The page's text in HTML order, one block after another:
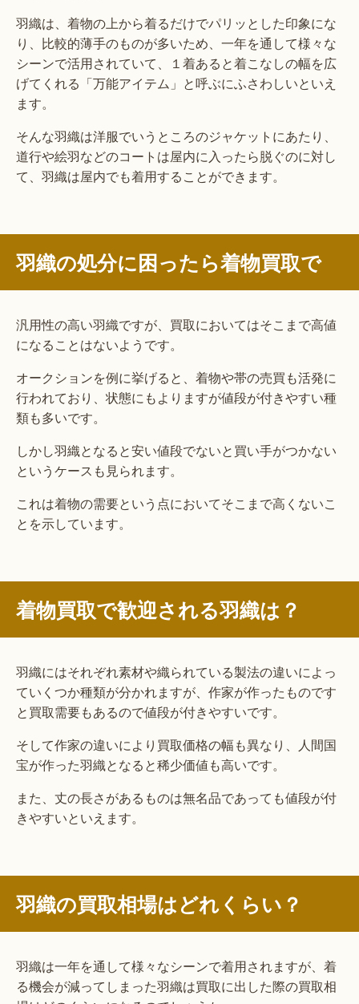
羽織は、着物の上から着るだけでパリッとした印象にな
り、比較的薄手のものが多いため、一年を通して様々な
シーンで活用されていて、１着あると着こなしの幅を広
げてくれる「万能アイテム」と呼ぶにふさわしいといえ
ます。
そんな羽織は洋服でいうところのジャケットにあたり、
道行や絵羽などのコートは屋内に入ったら脱ぐのに対し
て、羽織は屋内でも着用することができます。
羽織の処分に困ったら着物買取で
汎用性の高い羽織ですが、買取においてはそこまで高値
になることはないようです。
オークションを例に挙げると、着物や帯の売買も活発に
行われており、状態にもよりますが値段が付きやすい種
類も多いです。
しかし羽織となると安い値段でないと買い手がつかない
というケースも見られます。
これは着物の需要という点においてそこまで高くないこ
とを示しています。
着物買取で歓迎される羽織は？
羽織にはそれぞれ素材や織られている製法の違いによっ
ていくつか種類が分かれますが、作家が作ったものです
と買取需要もあるので値段が付きやすいです。
そして作家の違いにより買取価格の幅も異なり、人間国
宝が作った羽織となると稀少価値も高いです。
また、丈の長さがあるものは無名品であっても値段が付
きやすいといえます。
羽織の買取相場はどれくらい？
羽織は一年を通して様々なシーンで着用されますが、着
る機会が減ってしまった羽織は買取に出した際の買取相